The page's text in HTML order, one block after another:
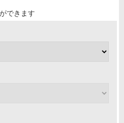
できます